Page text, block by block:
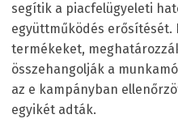
segítik a piacfelügyeleti
együttműködés erősítését.
termékeket,
összehangolják a
az e kampányban
egyikét adták.